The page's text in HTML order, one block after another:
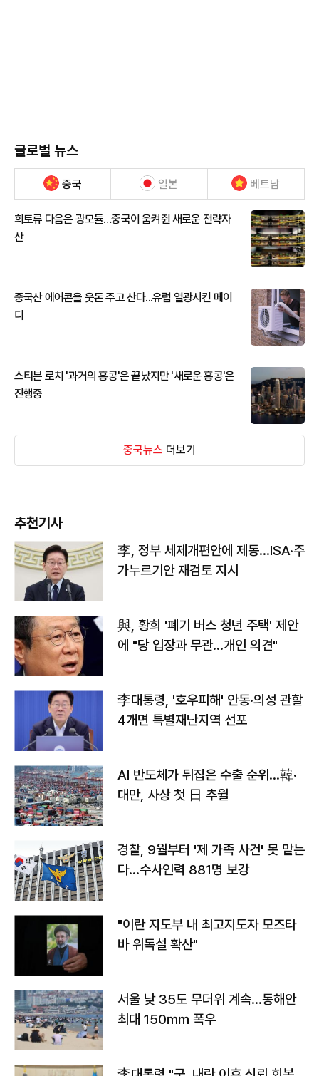
글로벌 뉴스
중국 일본 베트남
희토류 다음은 광모듈…중국이 움켜쥔 새로운 전략자
산
중국산 에어콘을 웃돈 주고 산다...유럽 열광시킨 메이
디
스티븐 로치 '과거의 홍콩'은 끝났지만 '새로운 홍콩'은
진행중
중국뉴스 더보기
추천기사
李, 정부 세제개편안에 제동…ISA·주
가누르기안 재검토 지시
與, 황희 '폐기 버스 청년 주택' 제안
에 "당 입장과 무관…개인 의견"
李대통령, '호우피해' 안동·의성 관할
4개면 특별재난지역 선포
AI 반도체가 뒤집은 수출 순위…韓·
대만, 사상 첫 日 추월
경찰, 9월부터 '제 가족 사건' 못 맡는
다…수사인력 881명 보강
"이란 지도부 내 최고지도자 모즈타
바 위독설 확산"
서울 낮 35도 무더위 계속…동해안
최대 150㎜ 폭우